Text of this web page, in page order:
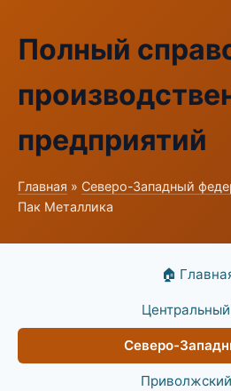
Полный
предприятий
Главная » Северо-Западный
Пак Металлика
🏠
Северо-